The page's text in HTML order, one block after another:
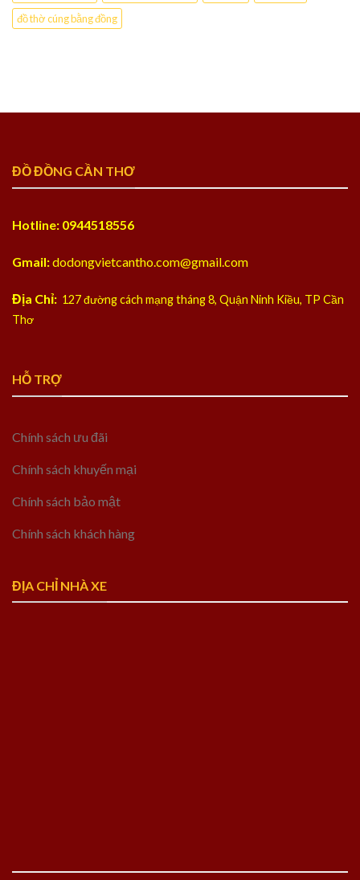
đồ thờ cúng bằng đồng
ĐỒ ĐỒNG CẦN THƠ
Hotline: 0944518556
Gmail:dodongvietcantho.com@gmail.com
Địa Chỉ: 127 đường cách mạng tháng 8, Quận Ninh Kiều, TP Cần
Thơ
HỖ TRỢ
Chính sách ưu đãi
Chính sách khuyến mại
Chính sách bảo mật
Chính sách khách hàng
ĐỊA CHỈ NHÀ XE